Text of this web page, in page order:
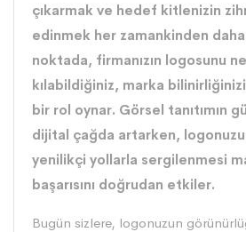
çıkarmak ve hedef kitlenizin
edinmek her zamankinden
noktada, firmanızın logosunu
kılabildiğiniz, marka
bir rol oynar. Görsel tanıtımın
dijital çağda artarken,
yenilikçi yollarla sergilenmesi
başarısını doğrudan etkiler.
Bugün sizlere, logonuzun